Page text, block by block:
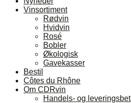
Vinsortiment
Rødvin
Hvidvin
Rosé
Bobler
Økologisk
Gavekasser
Bestil
Côtes du Rhône
Om CDRvin
Handels- og